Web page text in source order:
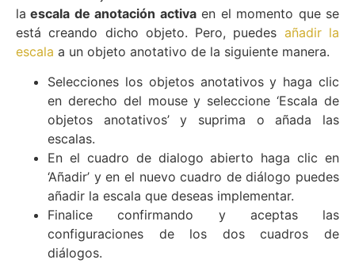
la escala de anotación activaen el momento que se
está creando dicho objeto. Pero, puedes añadir la
escala a un objeto anotativo de la siguiente manera.
Selecciones los objetos anotativos y haga clic
en derecho del mouse y seleccione ‘Escala de
objetos anotativos’ y suprima o añada las
escalas.
En el cuadro de dialogo abierto haga clic en
‘Añadir’ y en el nuevo cuadro de diálogo puedes
añadir la escala que deseas implementar.
Finalice confirmando y aceptas las
configuraciones de los dos cuadros de
diálogos.